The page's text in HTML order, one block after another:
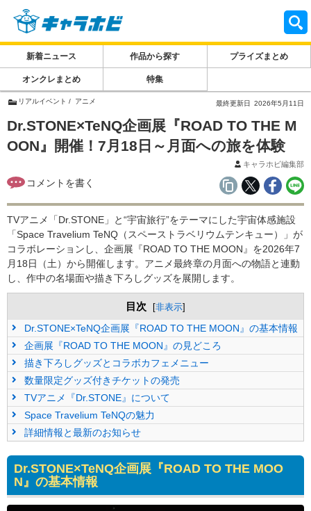
新着ニュース 作品から探す プライズまとめ
オンクレまとめ 特集
リアルイベント アニメ 最終更新日 2026年5月11日
Dr.STONE×TeNQ企画展『ROAD TO THE M
OON』開催！7月18日～月面への旅を体験
キャラホビ編集部
TVアニメ「Dr.STONE」と“宇宙旅行”をテーマにした宇宙体感施設
「Space Travelium TeNQ（スペーストラベリウムテンキュー）」が
コラボレーションし、企画展『ROAD TO THE MOON』を2026年7
月18日（土）から開催します。アニメ最終章の月面への物語と連動
し、作中の名場面や描き下ろしグッズを展開します。
目次 [非表示]
Dr.STONE×TeNQ企画展『ROAD TO THE MOON』の基本情報
企画展『ROAD TO THE MOON』の見どころ
描き下ろしグッズとコラボカフェメニュー
数量限定グッズ付きチケットの発売
TVアニメ『Dr.STONE』について
Space Travelium TeNQの魅力
詳細情報と最新のお知らせ
Dr.STONE×TeNQ企画展『ROAD TO THE MOO
N』の基本情報